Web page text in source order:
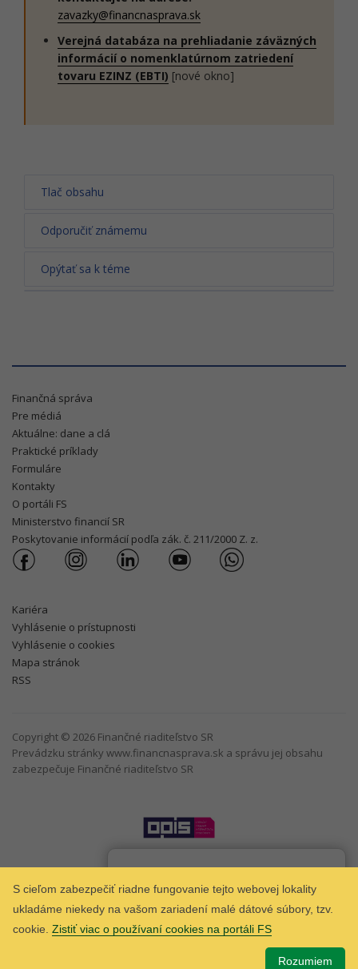
S cieľom zabezpečiť riadne fungovanie tejto webovej lokality
ukladáme niekedy na vašom zariadení malé dátové súbory, tzv.
cookie. Zistiť viac o používaní cookies na portáli FS
Rozumiem
zavazky@financnasprava.sk
Verejná databáza na prehliadanie záväzných
informácií o nomenklatúrnom zatriedení
tovaru EZINZ (EBTI) [nové okno]
Tlač obsahu
Odporučiť známemu
Opýtať sa k téme
Finančná správa
Pre médiá
Aktuálne: dane a clá
Praktické príklady
Formuláre
Kontakty
O portáli FS
Ministerstvo financií SR
Poskytovanie informácií podľa zák. č. 211/2000 Z. z.
Kariéra
Vyhlásenie o prístupnosti
Vyhlásenie o cookies
Mapa stránok
RSS
Copyright © 2026 Finančné riaditeľstvo SR
Prevádzku stránky www.financnasprava.sk a správu jej obsahu
zabezpečuje Finančné riaditeľstvo SR